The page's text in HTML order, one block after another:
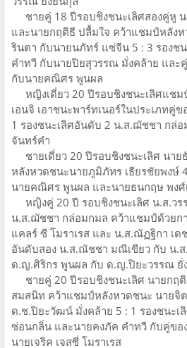
ชายคู่ 18 ปีรอบชิงชนะเลิศสองคู่หู
และนายกฤติธี ปลื้มใจ คว้าแชมป์หลัง
รินตา กับนายนภัทร์ แซ่จีน 5 : 3 รองช
คำทวี กับนายปิยสุวรรณ มั่งคล้าย และ
กับนายคณิศร พูนผล
หญิงเดี่ยว 20 ปีรอบชิงชนะเลิศแชม
เอนจิ เอาชนะพาร์ทเนอร์ในประเภทคู่
1 รองชนะเลิศอันดับ 2 น.ส.ฌัชชา กล่
จันทร์คำ
ชายเดี่ยว 20 ปีรอบชิงชนะเลิศ นาย
หลังหวดชนะนายภูมิภัทร เธียรชัยพงษ์
นายคณิศร พูนผล และนายธนกฤษ พงศ์
หญิงคู่ 20 ปี รอบชิงชนะเลิศ น.ส.วร
น.ส.ฌัชชา กล่อมกมล คว้าแชมป์ด้วยก
แคลร์ ซี โมราเรส และ น.ส.ณัฏฐิกา เด
อันดับสอง น.ส.ณัชชา มณีเขียว กับ น.
ด.ญ.ศิริกร พูนผล กับ ด.ญ.ปิยะวรรณ ยั่
ชายคู่ 20 ปีรอบชิงชนะเลิศ นายกฤ
สมสนิท คว้าแชมป์หลังหวดชนะ นาย
ด.ช.ปิยะวัฒน์ มั่งคล้าย 5 : 1 รองชนะ
ซ่อนกลิ่น และนายคงภัค คำทวี กับคู่ข
นายเจริค เจสซี่ โมราเรส